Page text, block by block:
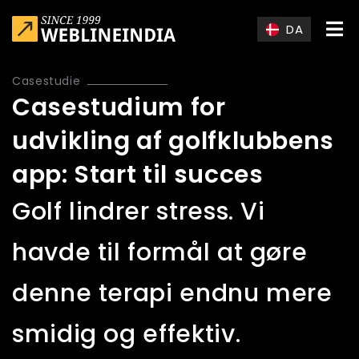
DA
Casestudie
Casestudium for
udvikling af golfklubbens
app: Start til succes
Golf lindrer stress. Vi
havde til formål at gøre
denne terapi endnu mere
smidig og effektiv.